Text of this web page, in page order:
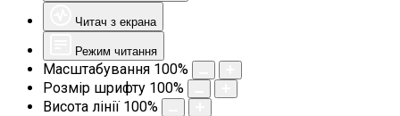
Читач з екрана
Режим читання
Масштабування 100%
Розмір шрифту 100%
Висота лінії 100%